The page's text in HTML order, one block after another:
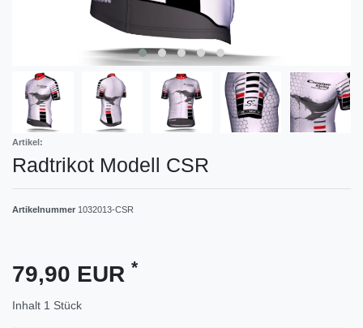
Artikel:
Radtrikot Modell CSR
Artikelnummer 1032013-CSR
79,90 EUR *
Inhalt 1 Stück